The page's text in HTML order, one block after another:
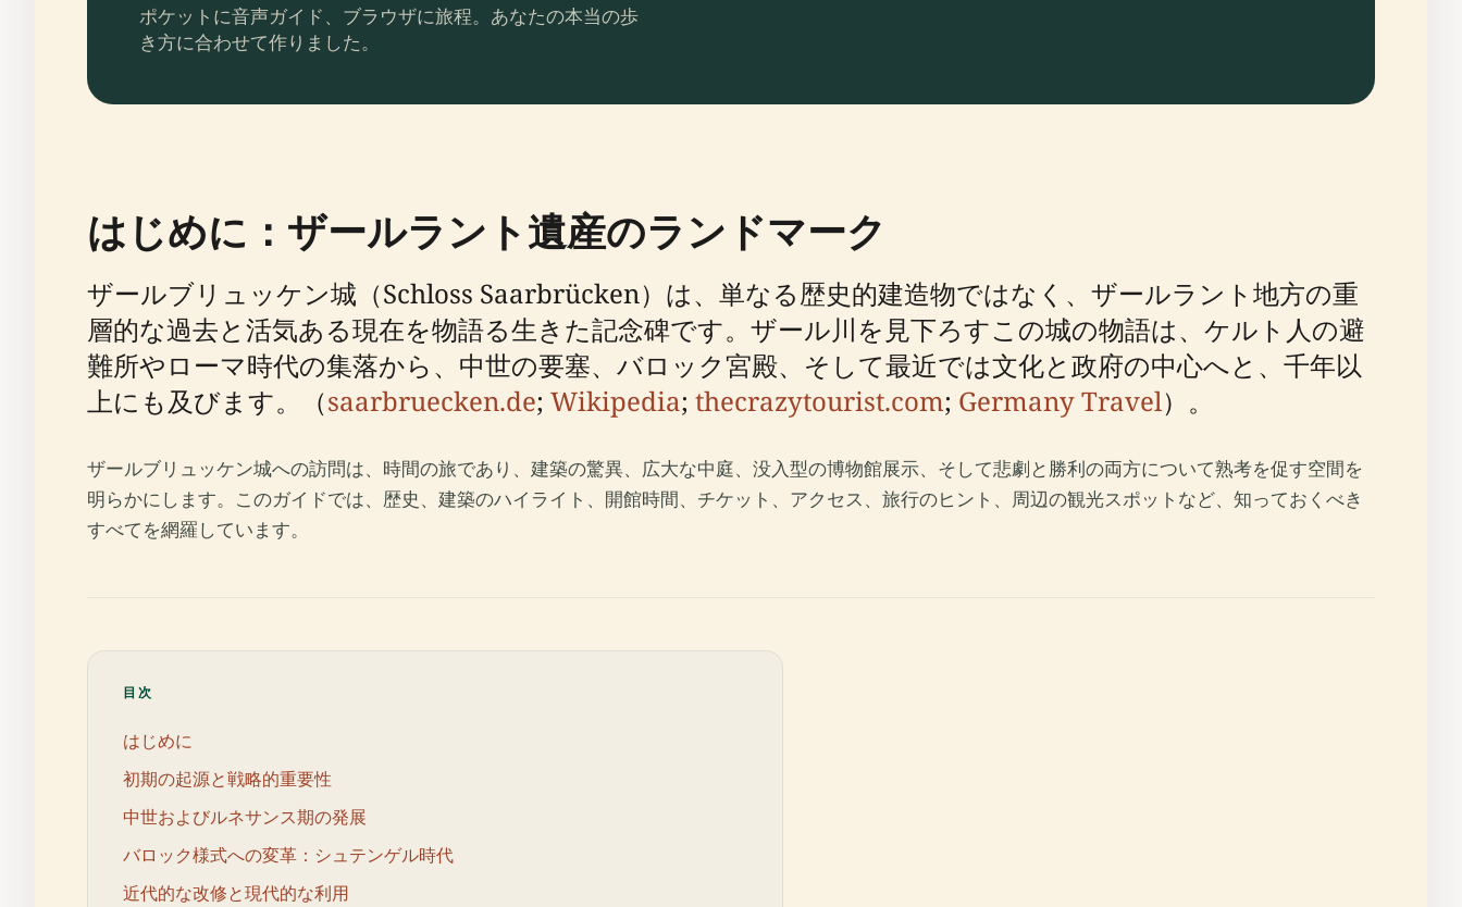
ポケットに音声ガイド、ブラウザに旅程。あなたの本当の歩
き方に合わせて作りました。
はじめに：ザールラント遺産のランドマーク
ザールブリュッケン城（Schloss Saarbrücken）は、単なる歴史的建造物ではなく、ザールラント地方の重
層的な過去と活気ある現在を物語る生きた記念碑です。ザール川を見下ろすこの城の物語は、ケルト人の避
難所やローマ時代の集落から、中世の要塞、バロック宮殿、そして最近では文化と政府の中心へと、千年以
上にも及びます。（saarbruecken.de; Wikipedia; thecrazytourist.com; Germany Travel）。
ザールブリュッケン城への訪問は、時間の旅であり、建築の驚異、広大な中庭、没入型の博物館展示、そして悲劇と勝利の両方について熟考を促す空間を
明らかにします。このガイドでは、歴史、建築のハイライト、開館時間、チケット、アクセス、旅行のヒント、周辺の観光スポットなど、知っておくべき
すべてを網羅しています。
目次
はじめに
初期の起源と戦略的重要性
中世およびルネサンス期の発展
バロック様式への変革：シュテンゲル時代
近代的な改修と現代的な利用